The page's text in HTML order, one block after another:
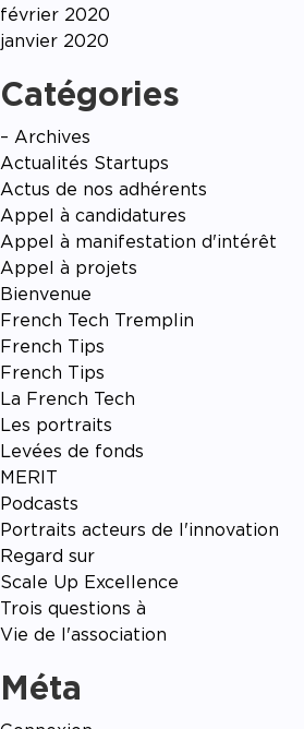
février 2020
janvier 2020
Catégories
– Archives
Actualités Startups
Actus de nos adhérents
Appel à candidatures
Appel à manifestation d'intérêt
Appel à projets
Bienvenue
French Tech Tremplin
French Tips
French Tips
La French Tech
Les portraits
Levées de fonds
MERIT
Podcasts
Portraits acteurs de l'innovation
Regard sur
Scale Up Excellence
Trois questions à
Vie de l'association
Méta